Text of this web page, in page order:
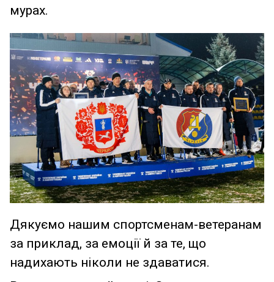
мурах.
Дякуємо нашим спортсменам-ветеранам
за приклад, за емоції й за те, що
надихають ніколи не здаватися.